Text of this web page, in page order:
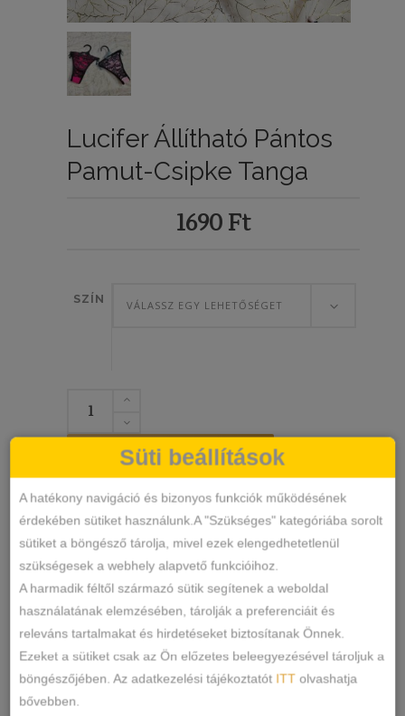
Lucifer Állítható Pántos
Pamut-Csipke Tanga
1690 Ft
SZÍN VÁLASSZ EGY LEHETŐSÉGET
Tanga
mennyiség
KOSÁRBA TESZEM
SKU Lucifer10
KATEGÓRIÁK Alsónemű,Tanga
CÍMKÉK
MEGOSZTÁS
LEÍRÁS
TOVÁBBI INFORMÁCIÓK
Süti beállítások
A hatékony navigáció és bizonyos funkciók működésének
érdekében sütiket használunk.A "Szükséges" kategóriába sorolt
sütiket a böngésző tárolja, mivel ezek elengedhetetlenül
szükségesek a webhely alapvető funkcióihoz.
A harmadik féltől származó sütik segítenek a weboldal
használatának elemzésében, tárolják a preferenciáit és
releváns tartalmakat és hirdetéseket biztosítanak Önnek.
Ezeket a sütiket csak az Ön előzetes beleegyezésével tároljuk a
böngészőjében. Az adatkezelési tájékoztatót ITT olvashatja
bővebben.